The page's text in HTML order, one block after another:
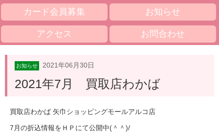
カード会員募集 お知らせ
アクセス お問合わせ
お知らせ 2021年06月30日
2021年7月 買取店わかば
買取店わかば 矢巾ショッピングモールアルコ店
7月の折込情報をＨＰにて公開中(＾＾)/